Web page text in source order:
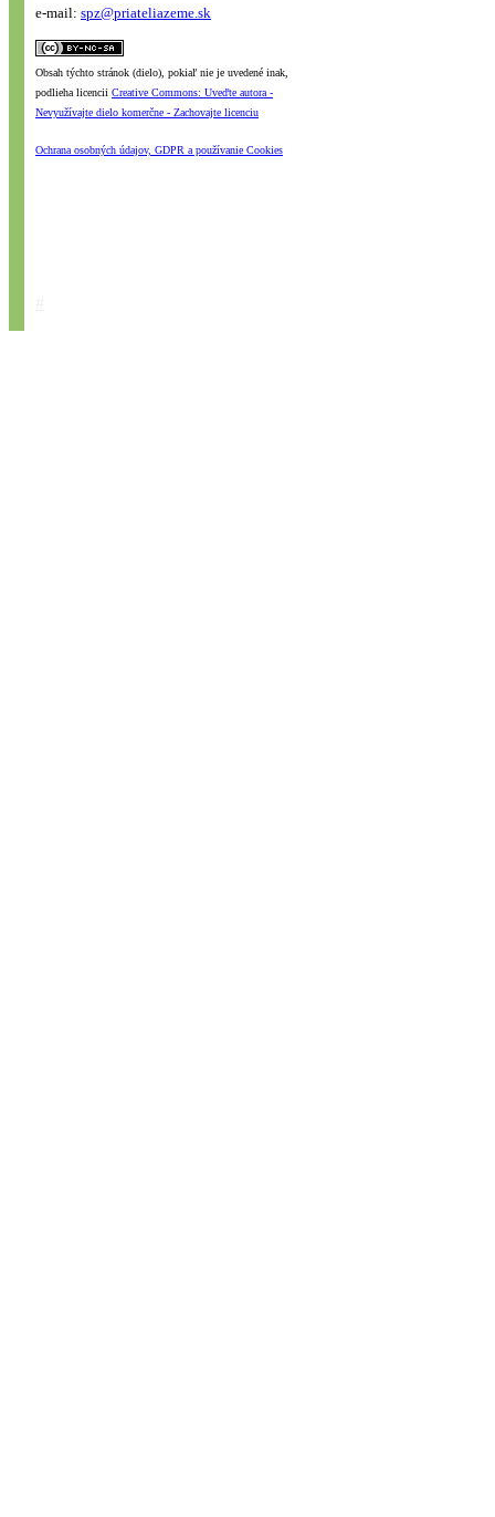
e-mail: spz@priateliazeme.sk
Obsah týchto stránok (dielo), pokiaľ nie je uvedené inak,
podlieha licencii Creative Commons: Uveďte autora -
Nevyužívajte dielo komerčne - Zachovajte licenciu
Ochrana osobných údajov, GDPR a používanie Cookies